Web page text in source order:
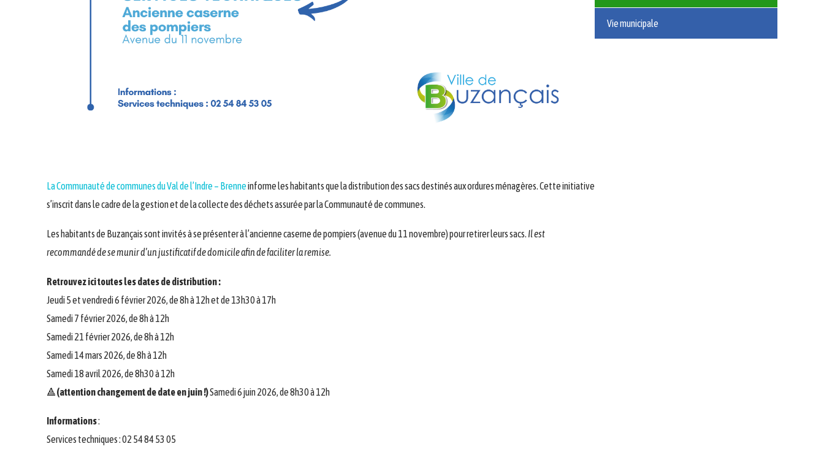
La Communauté de communes du Val de l’Indre – Brenneinforme les habitants que la distribution des sacs destinés aux ordures ménagères. Cette initiative
s’inscrit dans le cadre de la gestion et de la collecte des déchets assurée par la Communauté de communes.
Les habitants de Buzançais sont invités à se présenter à l’ancienne caserne de pompiers (avenue du 11 novembre) pour retirer leurs sacs. Il est
recommandé de se munir d’un justificatif de domicile afin de faciliter la remise.
Retrouvez ici toutes les dates de distribution :
Jeudi 5 et vendredi 6 février 2026, de 8h à 12h et de 13h30 à 17h
Samedi 7 février 2026, de 8h à 12h
Samedi 21 février 2026, de 8h à 12h
Samedi 14 mars 2026, de 8h à 12h
Samedi 18 avril 2026, de 8h30 à 12h
🔺 (attention changement de date en juin !)Samedi 6 juin 2026, de 8h30 à 12h
Informations:
Services techniques : 02 54 84 53 05
Vie municipale